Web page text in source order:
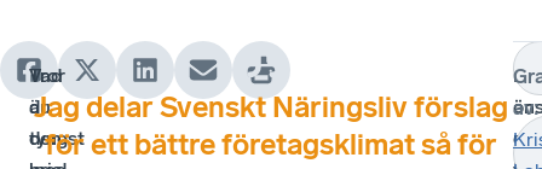
Tror
du
den
Vad
är
tyngst
Jag delar Svenskt Näringsliv förslag
för ett bättre företagsklimat så för
Ni
är
du
av: